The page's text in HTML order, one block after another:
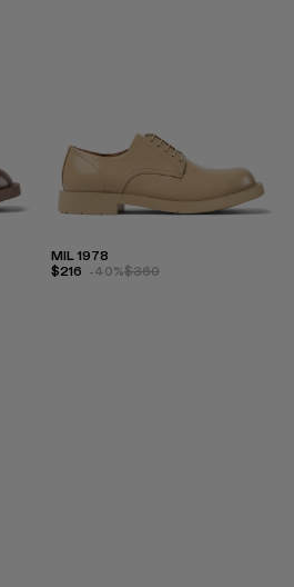
MIL 1978
$216 -40%$360